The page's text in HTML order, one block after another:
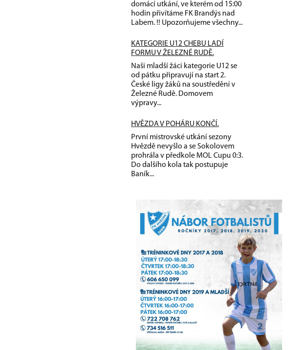
domácí utkání, ve kterém od 15:00
hodin přivítáme FK Brandýs nad
Labem. !! Upozorňujeme všechny...
KATEGORIE U12 CHEBU LADÍ
FORMU V ŽELEZNÉ RUDĚ.
Naši mladší žáci kategorie U12 se
od pátku připravují na start 2.
České ligy žáků na soustředění v
Železné Rudě. Domovem
výpravy...
HVĚZDA V POHÁRU KONČÍ.
První mistrovské utkání sezony
Hvězdě nevyšlo a se Sokolovem
prohrála v předkole MOL Cupu 0:3.
Do dalšího kola tak postupuje
Baník...